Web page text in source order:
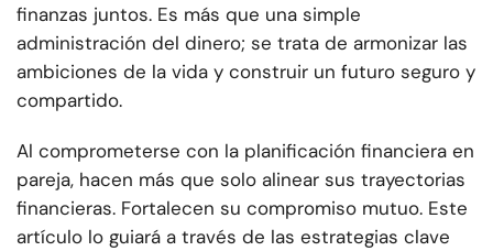
finanzas juntos. Es más que una simple
administración del dinero; se trata de armonizar las
ambiciones de la vida y construir un futuro seguro y
compartido.
Al comprometerse con la planificación financiera en
pareja, hacen más que solo alinear sus trayectorias
financieras. Fortalecen su compromiso mutuo. Este
artículo lo guiará a través de las estrategias clave